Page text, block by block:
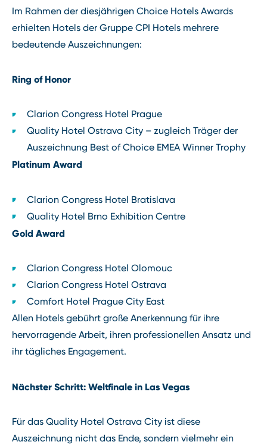
Im Rahmen der diesjährigen Choice Hotels Awards
erhielten Hotels der Gruppe CPI Hotels mehrere
bedeutende Auszeichnungen:
Ring of Honor
Clarion Congress Hotel Prague
Quality Hotel Ostrava City – zugleich Träger der
Auszeichnung Best of Choice EMEA Winner Trophy
Platinum Award
Clarion Congress Hotel Bratislava
Quality Hotel Brno Exhibition Centre
Gold Award
Clarion Congress Hotel Olomouc
Clarion Congress Hotel Ostrava
Comfort Hotel Prague City East
Allen Hotels gebührt große Anerkennung für ihre
hervorragende Arbeit, ihren professionellen Ansatz und
ihr tägliches Engagement.
Nächster Schritt: Weltfinale in Las Vegas
Für das Quality Hotel Ostrava City ist diese
Auszeichnung nicht das Ende, sondern vielmehr ein